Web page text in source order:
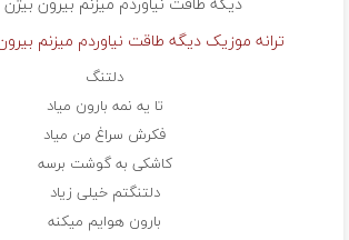
دیگه طاقت نیاوردم میزنم بیرون
ترانه موزیک دیگه طاقت نیاوردم میزنم
دلتنگ
تا یه نمه بارون میاد
فکرش سراغ من میاد
کاشکی به گوشت برسه
دلتنگتم خیلی زیاد
بارون هوایم میکنه